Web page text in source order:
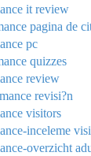
it review
pagina de
pc
quizzes
review
revisi?n
visitors
inceleme
overzicht